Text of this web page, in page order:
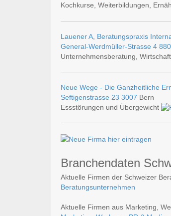
Kochkurse, Weiterbildungen,
Lauener A, Beratungspraxis
General-Werdmüller-Strasse 4
Unternehmensberatung,
Neue Wege - Die Ganzheitliche
Seftigenstrasse 23 3007 Bern
Essstörungen und Übergewicht
Branchendaten
Aktuelle Firmen der Schweizer
Beratungsunternehmen
Aktuelle Firmen aus Marketing,